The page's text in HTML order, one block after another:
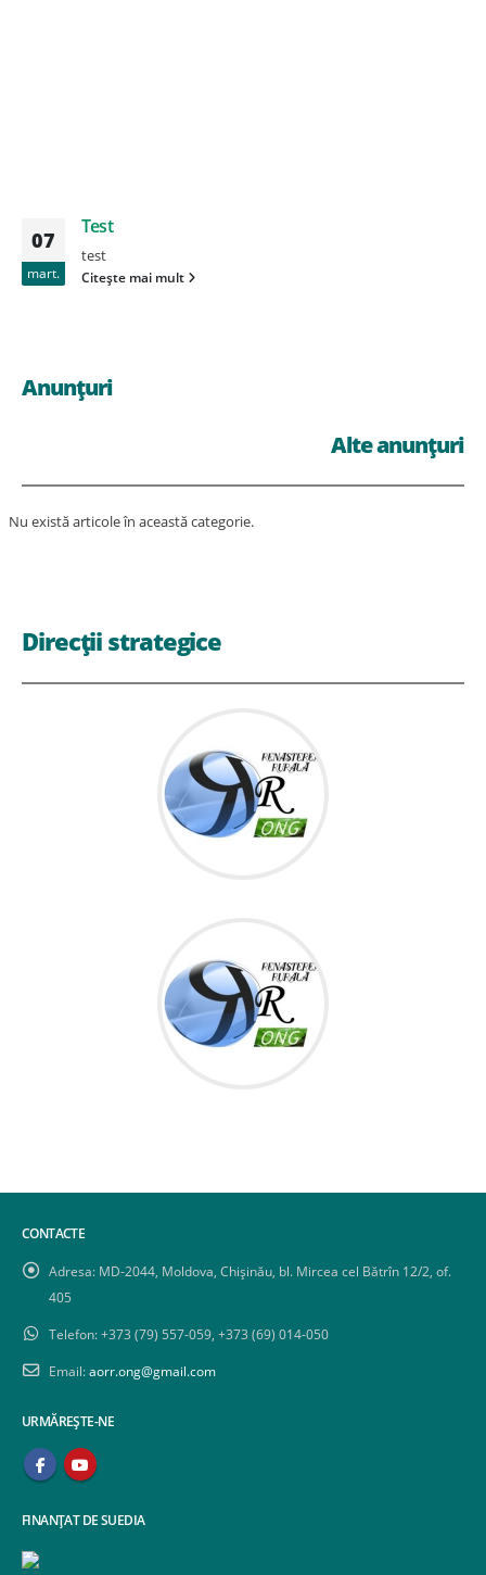
07
mart.
Test
test
Citește mai mult
Anunțuri
Alte anunțuri
Nu există articole în această categorie.
Direcții strategice
CONTACTE
Adresa: MD-2044, Moldova, Chișinău, bl. Mircea cel Bătrîn 12/2, of.
405
Telefon:+373 (79) 557-059, +373 (69) 014-050
Email:aorr.ong@gmail.com
URMĂREȘTE-NE
FINANȚAT DE SUEDIA